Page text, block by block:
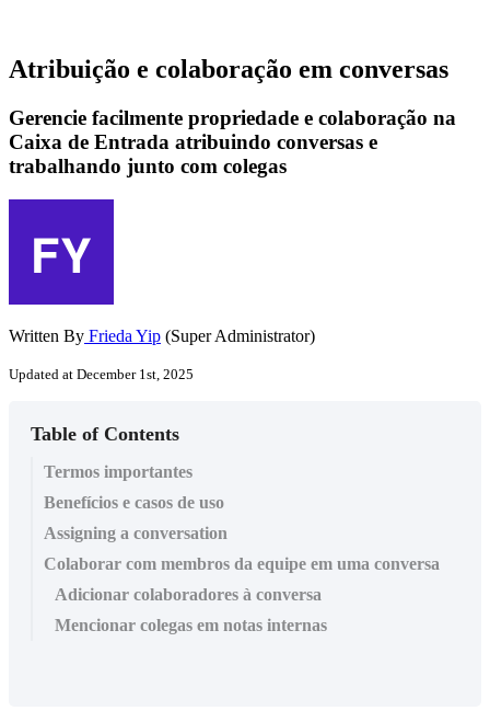
Atribuição e colaboração em conversas
Gerencie facilmente propriedade e colaboração na
Caixa de Entrada atribuindo conversas e
trabalhando junto com colegas
Written By Frieda Yip (Super Administrator)
Updated at December 1st, 2025
Table of Contents
Termos importantes
Benefícios e casos de uso
Assigning a conversation
Colaborar com membros da equipe em uma conversa
Adicionar colaboradores à conversa
Mencionar colegas em notas internas